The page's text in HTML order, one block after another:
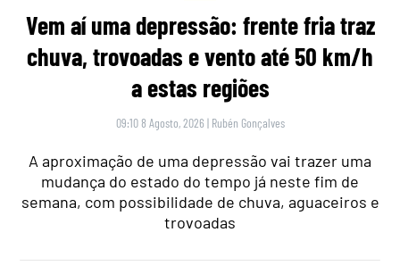
Vem aí uma depressão: frente fria traz
chuva, trovoadas e vento até 50 km/h
a estas regiões
09:10 8 Agosto, 2026 | Rubén Gonçalves
A aproximação de uma depressão vai trazer uma
mudança do estado do tempo já neste fim de
semana, com possibilidade de chuva, aguaceiros e
trovoadas